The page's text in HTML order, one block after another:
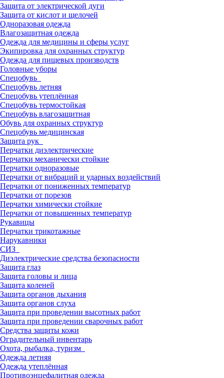
Защита от электрической дуги
Защита от кислот и щелочей
Одноразовая одежда
Влагозащитная одежда
Одежда для медицины и сферы услуг
Экипировка для охранных структур
Одежда для пищевых производств
Головные уборы
Спецобувь
Спецобувь летняя
Спецобувь утеплённая
Спецобувь термостойкая
Спецобувь влагозащитная
Обувь для охранных структур
Спецобувь медицинская
Защита рук
Перчатки диэлектрические
Перчатки механически стойкие
Перчатки одноразовые
Перчатки от вибраций и ударных воздействий
Перчатки от пониженных температур
Перчатки от порезов
Перчатки химически стойкие
Перчатки от повышенных температур
Рукавицы
Перчатки трикотажные
Нарукавники
СИЗ
Диэлектрические средства безопасности
Защита глаз
Защита головы и лица
Защита коленей
Защита органов дыхания
Защита органов слуха
Защита при проведении высотных работ
Защита при проведении сварочных работ
Средства защиты кожи
Оградительный инвентарь
Охота, рыбалка, туризм
Одежда летняя
Одежда утеплённая
Противоэнцефалитная одежда